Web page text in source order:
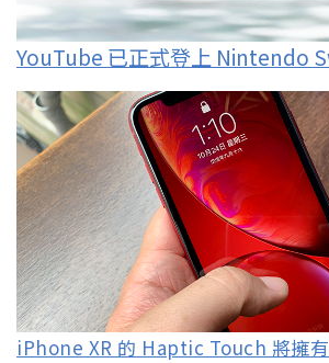
YouTube 已正式登上 Nintendo
iPhone XR 的 Haptic Touch 將擁